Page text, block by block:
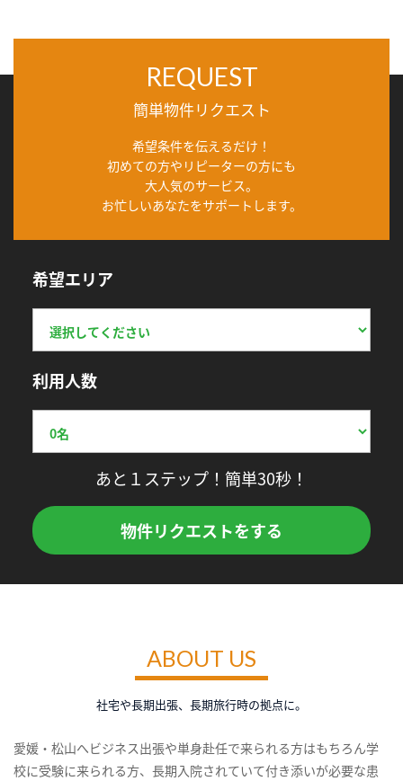
REQUEST
簡単物件リクエスト
希望条件を伝えるだけ！
初めての方やリピーターの方にも
大人気のサービス。
お忙しいあなたをサポートします。
希望エリア
利用人数
あと１ステップ！簡単30秒！
物件リクエストをする
ABOUT US
社宅や長期出張、長期旅行時の拠点に。
愛媛・松山へビジネス出張や単身赴任で来られる方はもちろん学
校に受験に来られる方、長期入院されていて付き添いが必要な患